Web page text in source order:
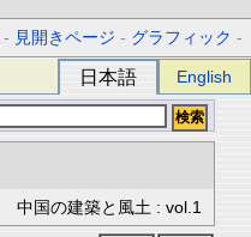
- 見開きページ - グラフィック -
日本語 English
中国の建築と風土 : vol.1